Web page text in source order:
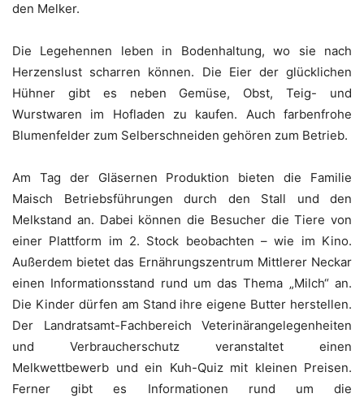
den Melker.
Die Legehennen leben in Bodenhaltung, wo sie nach
Herzenslust scharren können. Die Eier der glücklichen
Hühner gibt es neben Gemüse, Obst, Teig- und
Wurstwaren im Hofladen zu kaufen. Auch farbenfrohe
Blumenfelder zum Selberschneiden gehören zum Betrieb.
Am Tag der Gläsernen Produktion bieten die Familie
Maisch Betriebsführungen durch den Stall und den
Melkstand an. Dabei können die Besucher die Tiere von
einer Plattform im 2. Stock beob­achten – wie im Kino.
Außerdem bietet das Ernährungszentrum Mittlerer Neckar
einen Informationsstand rund um das Thema „Milch“ an.
Die Kinder dürfen am Stand ihre eigene Butter herstellen.
Der Landratsamt-Fachbereich Veterinärangelegenheiten
und Verbraucherschutz veranstaltet einen
Melkwettbewerb und ein Kuh-Quiz mit kleinen Preisen.
Ferner gibt es Informationen rund um die